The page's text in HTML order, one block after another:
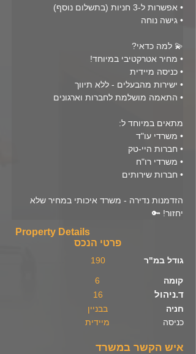
• אפשרות ל-3 חניות (בתשלום נוסף)
• גישה נוחה
💫 למה כדאי?
• מחיר אטרקטיבי במיוחד!
• כניסה מיידית
• ישירות מהבעלים - ללא תיווך
• התאמה מושלמת לחברות וארגונים
מתאים במיוחד ל:
• משרדי עו"ד
• חברות היי-טק
• משרדי רו"ח
• חברות שירותים
הזדמנות נדירה - משרד איכותי במחיר שלא
יחזור! 🔑
Property Details
פרטי הנכס
גודל במ"ר 190
קומה 6
ד.ניהול
16
חניה
בבניין
כניסה
מיידית
איש הקשר במשרד